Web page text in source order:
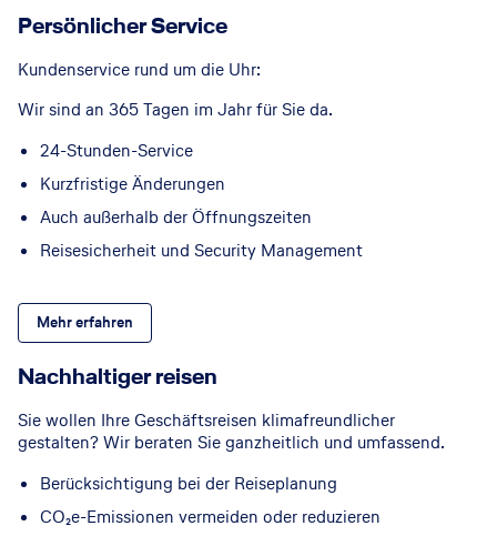
Persönlicher Service
Kundenservice rund um die Uhr:
Wir sind an 365 Tagen im Jahr für Sie da.
24-Stunden-Service
Kurzfristige Änderungen
Auch außerhalb der Öffnungszeiten
Reisesicherheit und Security Management
Mehr erfahren
Nachhaltiger reisen
Sie wollen Ihre Geschäftsreisen klimafreundlicher
gestalten? Wir beraten Sie ganzheitlich und umfassend.
Berücksichtigung bei der Reiseplanung
CO₂e-Emissionen vermeiden oder reduzieren